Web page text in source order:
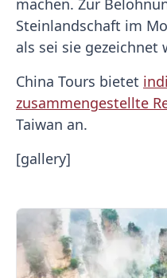
machen. Zur
Steinlandschaft im
als sei sie gezeichnet
China Tours bietet
zusammengestellte
Taiwan an.
[gallery]